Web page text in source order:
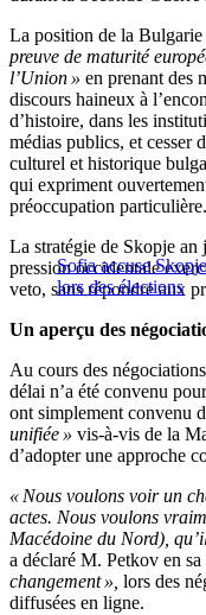
La position de la
preuve de maturité
l’Union » en prenant des
discours haineux à
d’histoire, dans les
médias publics, et cesser
culturel et historique
qui expriment
préoccupation particulière.
Sofia accuse
lors des élections
La stratégie de Skopje an
pression occidentale
veto, sans répondre aux
Un aperçu des
Au cours des
délai n’a été convenu
ont simplement convenu
unifiée » vis-à-vis de la
d’adopter une approche
« Nous voulons voir un
actes. Nous voulons
Macédoine du Nord),
a déclaré M. Petkov en
changement », lors des
diffusées en ligne.